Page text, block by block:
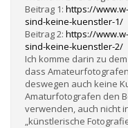
Beitrag 1: https://
sind-keine-kuenstler-1/
Beitrag 2: https://
sind-keine-kuenstler-2/
Ich komme darin zu
dass
deswegen auch keine
Amaturfotografen den
verwenden, auch nicht
„künstlerische